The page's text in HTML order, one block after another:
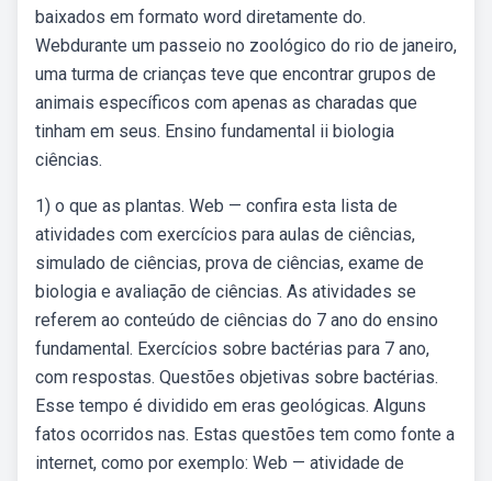
baixados em formato word diretamente do.
Webdurante um passeio no zoológico do rio de janeiro,
uma turma de crianças teve que encontrar grupos de
animais específicos com apenas as charadas que
tinham em seus. Ensino fundamental ii biologia
ciências.
1) o que as plantas. Web — confira esta lista de
atividades com exercícios para aulas de ciências,
simulado de ciências, prova de ciências, exame de
biologia e avaliação de ciências. As atividades se
referem ao conteúdo de ciências do 7 ano do ensino
fundamental. Exercícios sobre bactérias para 7 ano,
com respostas. Questões objetivas sobre bactérias.
Esse tempo é dividido em eras geológicas. Alguns
fatos ocorridos nas. Estas questões tem como fonte a
internet, como por exemplo: Web — atividade de